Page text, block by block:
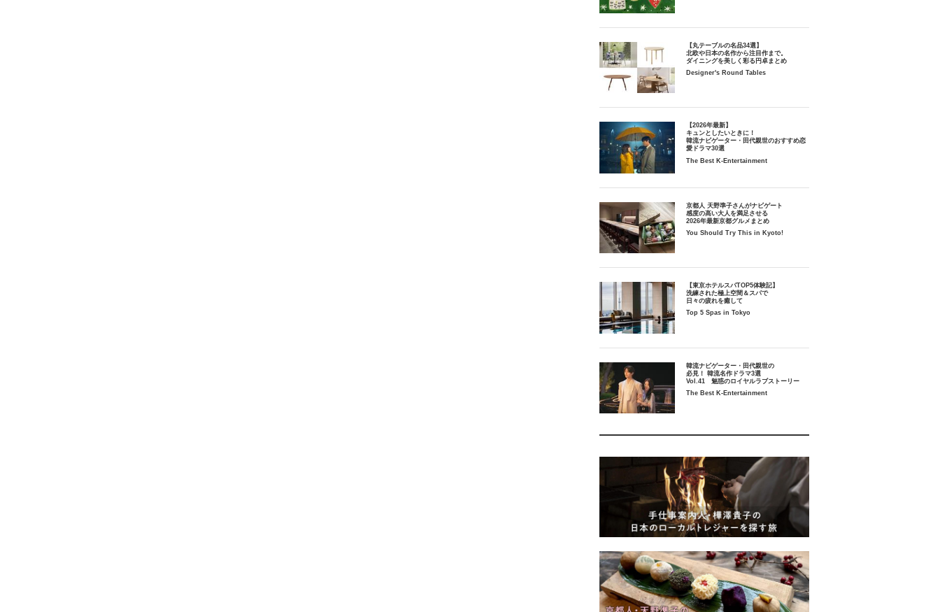
【丸テーブルの名品34選】
北欧や日本の名作から注目作まで。
ダイニングを美しく彩る円卓まとめ
Designer's Round Tables
【2026年最新】
キュンとしたいときに！
韓流ナビゲーター・田代親世のおすすめ恋
愛ドラマ30選
The Best K-Entertainment
京都人 天野準子さんがナビゲート
感度の高い大人を満足させる
2026年最新京都グルメまとめ
You Should Try This in Kyoto!
【東京ホテルスパTOP5体験記】
洗練された極上空間＆スパで
日々の疲れを癒して
Top 5 Spas in Tokyo
韓流ナビゲーター・田代親世の
必見！ 韓流名作ドラマ3選
Vol.41 魅惑のロイヤルラブストーリー
The Best K-Entertainment